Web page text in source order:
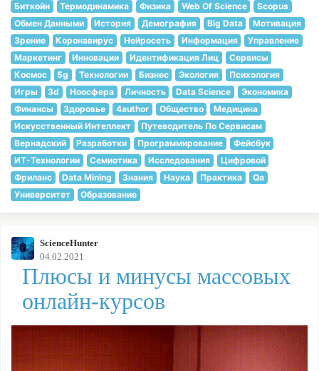
ScienceHunter
04.02.2021
Плюсы и минусы массовых
онлайн-курсов
Биткойн
Термодинамика Физика Web Of Science
Scopus
Обмен Данными
История Демография Big Data
Мотивация
Зрение
Коронавирус Нейросеть Информация
Управление
Маркетинг
Инновации Идентификация Лиц
Сервисы
Космос
5g Технологии Бизнес Экология
Психология
Игры
3d Ноосфера Личность Data Science
Экономика
Финансы
Здоровье 4author Общество
Медицина
Искусственный Интеллект
Путеводитель По Сервисам
Вернадский
Разработки Программирование
Фейсбук
ИТ-Технологии
Семиотика Исследования
Цифровой
Фриланс
Data Mining Знания Наука Практика
Qa
Университет
Образование